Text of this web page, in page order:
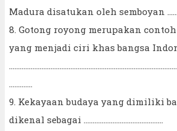
Madura disatukan oleh semboyan
8. Gotong royong merupakan
yang menjadi ciri khas bangsa
.............
9. Kekayaan budaya yang dimiliki
dikenal sebagai ……………………………………..